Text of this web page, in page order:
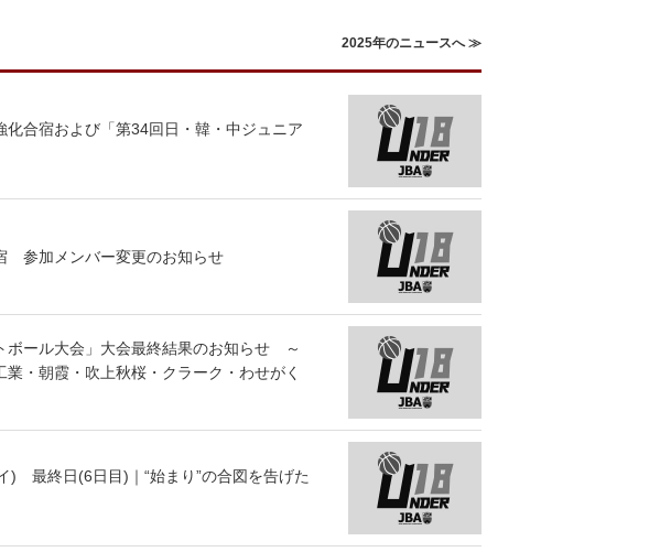
2025年のニュースへ ≫
合宿および「第34回日・韓・中ジュニア
参加メンバー変更のお知らせ
ボール大会」大会最終結果のお知らせ ～
・朝霞・吹上秋桜・クラーク・わせがく
) 最終日(6日目)｜“始まり”の合図を告げた